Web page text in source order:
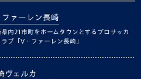
ファーレン長崎
県内21市町をホームタウンとするプロサッカ
ラブ「V・ファーレン長崎」
ヴェルカ